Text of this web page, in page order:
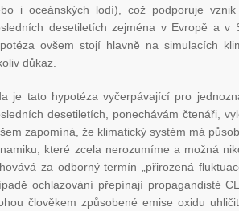
i oceánských lodí), což podporuje
desetiletích zejména v Evropě a v
ovšem stojí hlavně na simulacích
důkaz.
je tato hypotéza vyčerpávající pro
desetiletích, ponechávám čtenáři,
zapomíná, že klimatický systém má
které zcela nerozumíme a možná
za odborný termín „přirozená
ochlazování přepínají propagandisté
člověkem způsobené emise oxidu